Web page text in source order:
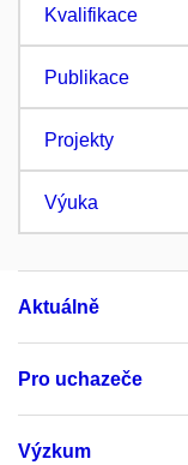
Kvalifikace
Publikace
Projekty
Výuka
Aktuálně
Pro uchazeče
Výzkum